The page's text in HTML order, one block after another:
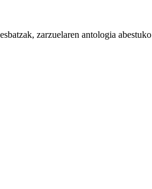
zarzuelaren antologia